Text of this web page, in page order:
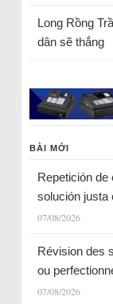
Long Rồng
dân sẽ thắng
BÀI MỚI
Repetición de
solución justa
07/08/2026
Révision des
ou
07/08/2026